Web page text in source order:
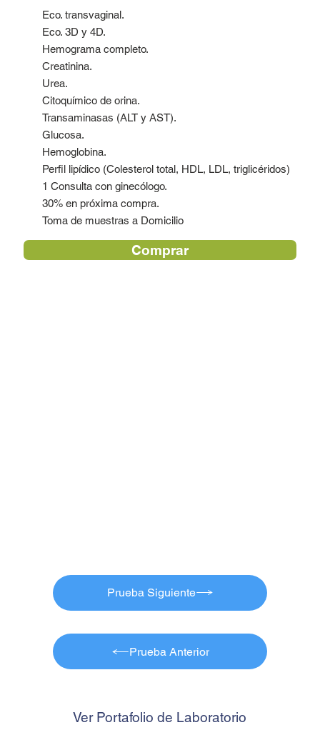
Eco. transvaginal.
Eco. 3D y 4D.
Hemograma completo.
Creatinina.
Urea.
Citoquímico de orina.
Transaminasas (ALT y AST).
Glucosa.
Hemoglobina.
Perfil lipídico (Colesterol total, HDL, LDL, triglicéridos)
1 Consulta con ginecólogo.
30% en próxima compra.
Toma de muestras a Domicilio
Comprar
Prueba Anterior
Ver Portafolio de Laboratorio
Prueba Siguiente